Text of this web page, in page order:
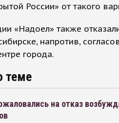
России» от такого
«Надоел» также
напротив,
города.
теме
на отказ